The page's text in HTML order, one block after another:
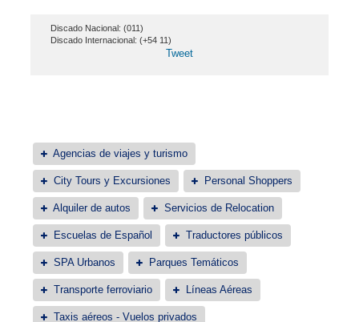
Discado Nacional: (011)
Discado Internacional: (+54 11)
Tweet
Agencias de viajes y turismo
City Tours y Excursiones Personal Shoppers
Alquiler de autos Servicios de Relocation
Escuelas de Español Traductores públicos
SPA Urbanos Parques Temáticos
Transporte ferroviario Líneas Aéreas
Taxis aéreos - Vuelos privados